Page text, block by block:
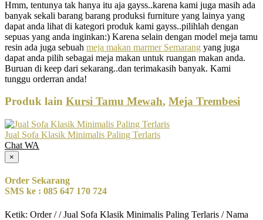
Hmm, tentunya tak hanya itu aja gayss..karena kami juga masih ada
banyak sekali barang barang produksi furniture yang lainya yang
dapat anda lihat di kategori produk kami gayss..pilihlah dengan
sepuas yang anda inginkan:) Karena selain dengan model meja tamu
resin ada juga sebuah meja makan marmer Semarang yang juga
dapat anda pilih sebagai meja makan untuk ruangan makan anda.
Buruan di keep dari sekarang..dan terimakasih banyak. Kami
tunggu orderran anda!
Produk lain Kursi Tamu Mewah, Meja Trembesi
Jual Sofa Klasik Minimalis Paling Terlaris
Chat WA
×
Order Sekarang
SMS ke : 085 647 170 724
Ketik: Order / / Jual Sofa Klasik Minimalis Paling Terlaris / Nama